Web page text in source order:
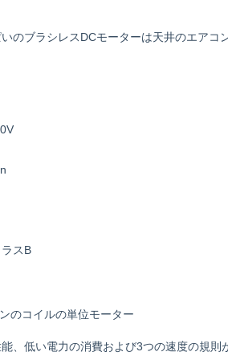
のブラシレスDCモーターは天井のエアコ
スB
のコイルの単位モーター
、低い電力の消費および3つの速度の規則